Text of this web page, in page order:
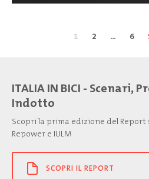
1 2 … 6
ITALIA IN BICI - Scenari,
Indotto
Scopri la prima edizione del
Repower e IULM
SCOPRI IL REPORT